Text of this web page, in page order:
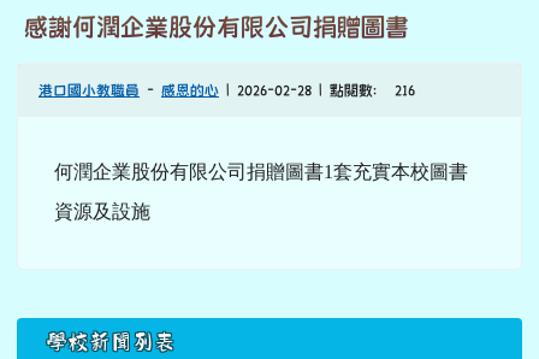
下中區域內容
學校新聞列表